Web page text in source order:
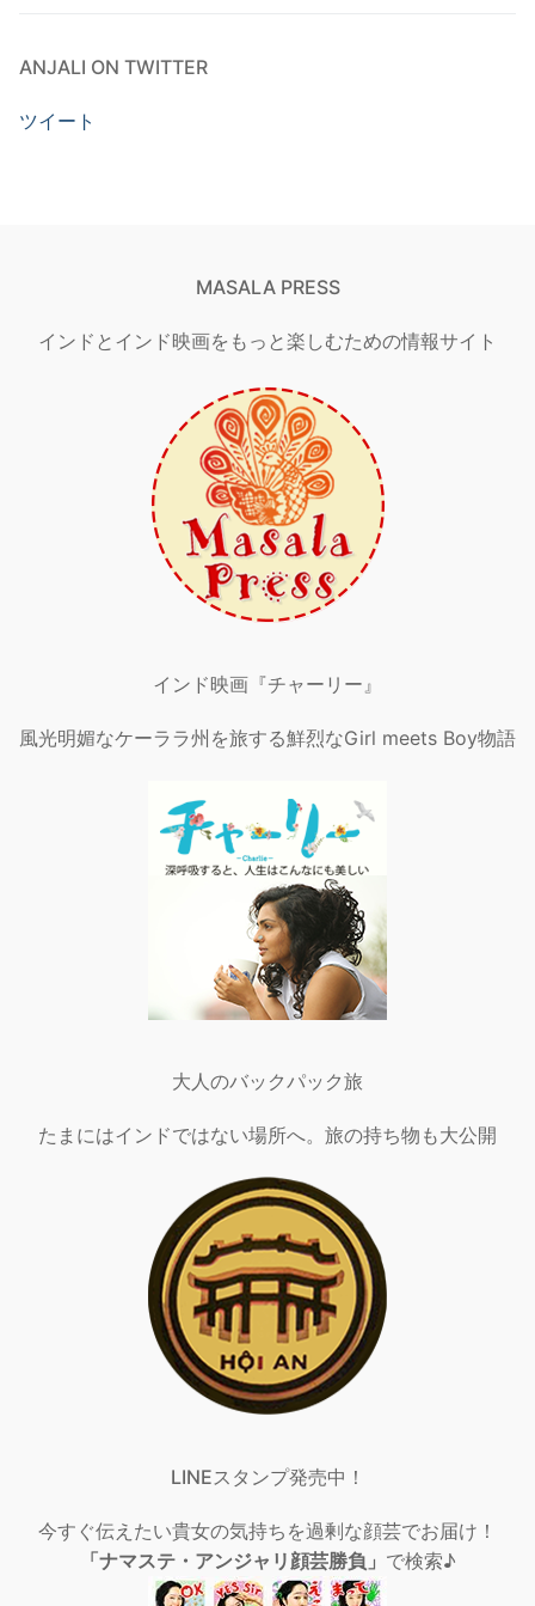
ANJALI ON TWITTER
ツイート
MASALA PRESS
インドとインド映画をもっと楽しむための情報サイト
インド映画『チャーリー』
風光明媚なケーララ州を旅する鮮烈なGirl meets Boy物語
大人のバックパック旅
たまにはインドではない場所へ。旅の持ち物も大公開
LINEスタンプ発売中！
今すぐ伝えたい貴女の気持ちを過剰な顔芸でお届け！
「ナマステ・アンジャリ顔芸勝負」 で検索♪